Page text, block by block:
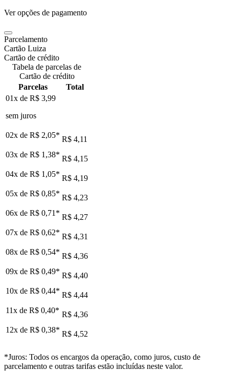
Ver opções de pagamento
Parcelamento
Cartão Luiza
Cartão de crédito
Tabela de parcelas de
Cartão de crédito
Parcelas
Total
01x de R$ 3,99
sem juros
02x de R$ 2,05* R$ 4,11
03x de R$ 1,38* R$ 4,15
04x de R$ 1,05* R$ 4,19
05x de R$ 0,85* R$ 4,23
06x de R$ 0,71 * R$ 4,27
07x de R$ 0,62* R$ 4,31
08x de R$ 0,54* R$ 4,36
09x de R$ 0,49* R$ 4,40
10x de R$ 0,44* R$ 4,44
11x de R$ 0,40* R$ 4,36
12x de R$ 0,38* R$ 4,52
*Juros: Todos os encargos da operação, como juros, custo de
parcelamento e outras tarifas estão incluídas neste valor.